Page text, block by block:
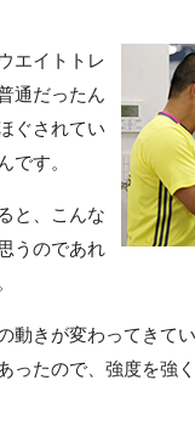
エイトトレ
通だったん
ぐされてい
です。
と、こんな
うのであれ
動きが変わってきて
ったので、強度を強